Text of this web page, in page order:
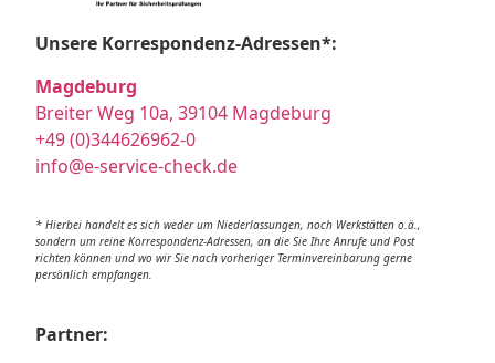
Unsere Korrespondenz-Adressen*:
Magdeburg
Breiter Weg 10a, 39104 Magdeburg
+49 (0)344626962-0
info@e-service-check.de
* Hierbei handelt es sich weder um Niederlassungen, noch Werkstätten o.ä.,
sondern um reine Korrespondenz-Adressen, an die Sie Ihre Anrufe und Post
richten können und wo wir Sie nach vorheriger Terminvereinbarung gerne
persönlich empfangen.
Partner: